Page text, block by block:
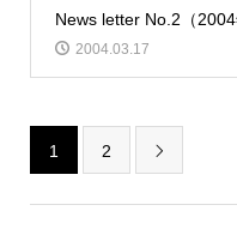
News letter No.2（
2004.03.17
1 2 